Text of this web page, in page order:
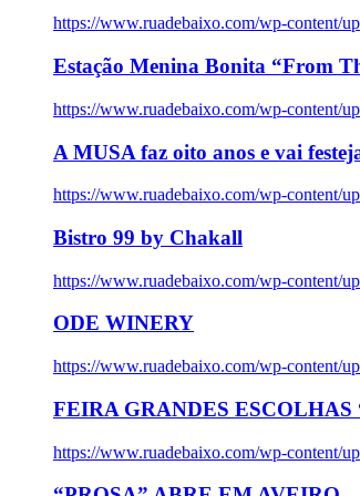
https://www.ruadebaixo.com/wp-content/
Estação Menina Bonita “From
https://www.ruadebaixo.com/wp-content/
A MUSA faz oito anos e vai
https://www.ruadebaixo.com/wp-content/
Bistro 99 by Chakall
https://www.ruadebaixo.com/wp-content/
ODE WINERY
https://www.ruadebaixo.com/wp-content/
FEIRA GRANDES
https://www.ruadebaixo.com/wp-content/